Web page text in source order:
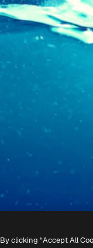
By clicking “Accept All